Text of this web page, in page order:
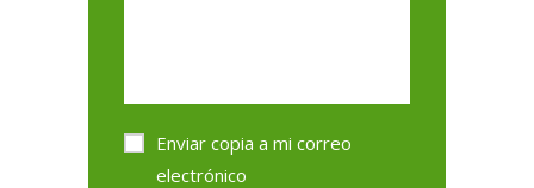
Enviar copia a mi correo
electrónico